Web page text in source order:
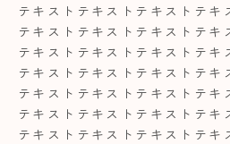
テキストテキストテキストテキ
テキストテキストテキストテキ
テキストテキストテキストテキ
テキストテキストテキストテキ
テキストテキストテキストテキ
テキストテキストテキストテキ
テキストテキストテキストテキ